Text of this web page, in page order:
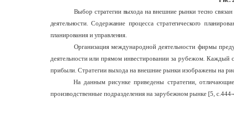
Выбор стратегии выхода на внешние рынки тесно
деятельности. Содержание процесса стратегического
планирования и управления.
Организация международной деятельности фирмы
деятельности или прямом инвестировании за рубежом. Каждый
прибыли. Стратегии выхода на внешние рынки изображены на
На данным рисунке приведены стратегии,
производственные подразделения на зарубежном рынке [5,